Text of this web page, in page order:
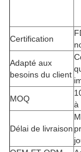
Certification
Adapté aux
besoins du client
MOQ
à
Délai de livraison